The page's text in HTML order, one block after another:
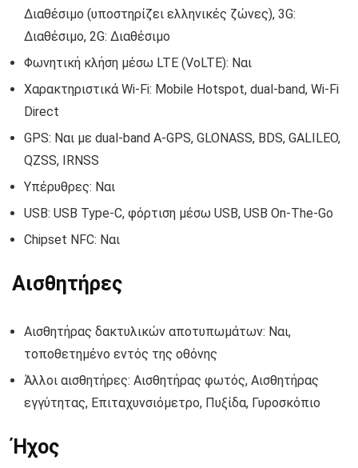
Διαθέσιμο (υποστηρίζει ελληνικές ζώνες), 3G:
Διαθέσιμο, 2G: Διαθέσιμο
Φωνητική κλήση μέσω LTE (VoLTE): Ναι
Χαρακτηριστικά Wi-Fi: Mobile Hotspot, dual-band, Wi-Fi
Direct
GPS: Ναι με dual-band A-GPS, GLONASS, BDS, GALILEO,
QZSS, IRNSS
Υπέρυθρες: Ναι
USB: USB Type-C, φόρτιση μέσω USB, USB On-The-Go
Chipset NFC: Ναι
Αισθητήρες
Αισθητήρας δακτυλικών αποτυπωμάτων: Ναι,
τοποθετημένο εντός της οθόνης
Άλλοι αισθητήρες: Αισθητήρας φωτός, Αισθητήρας
εγγύτητας, Επιταχυνσιόμετρο, Πυξίδα, Γυροσκόπιο
Ήχος